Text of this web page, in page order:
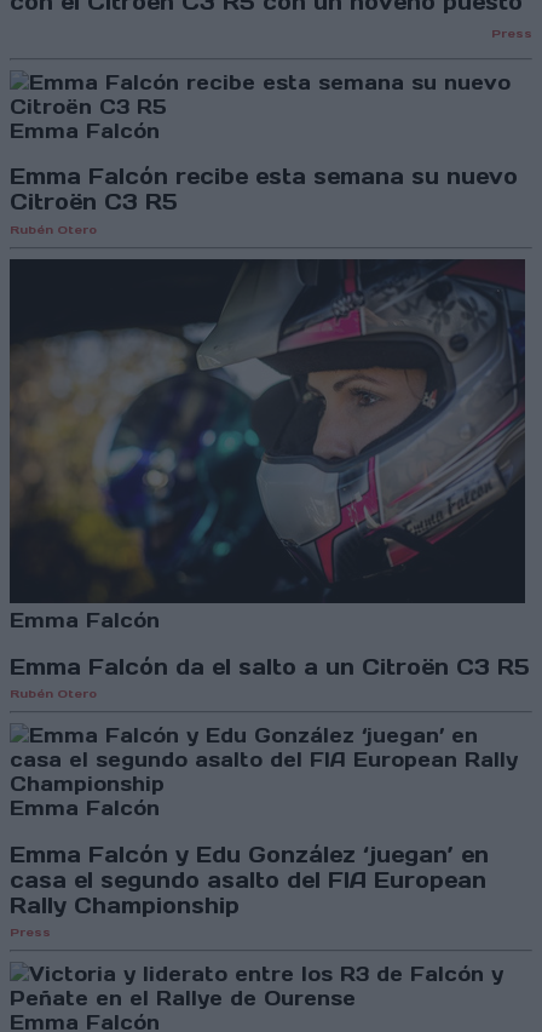
Press
Emma Falcón
Emma Falcón recibe esta semana su nuevo
Citroën C3 R5
Rubén Otero
Emma Falcón
Emma Falcón da el salto a un Citroën C3 R5
Rubén Otero
Emma Falcón
Emma Falcón y Edu González ‘juegan’ en
casa el segundo asalto del FIA European
Rally Championship
Press
Emma Falcón